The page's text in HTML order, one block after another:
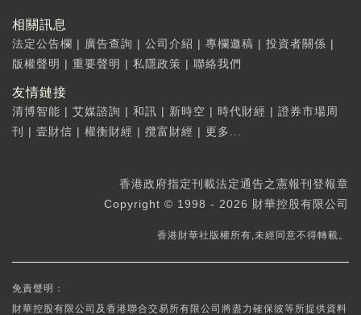
相關訊息
法定公告欄 | 廣告查詢 | 公司介紹 | 專欄邀稿 | 投資者關係 |
版權聲明 | 重要聲明 | 私隱政策 | 聯絡我們
友情鏈接
清博智能 | 艾媒諮詢 | 和訊 | 新時空 | 時代財經 | 證券市場周
刊
| 壹財信 | 權衡財經 | 攬富財經 | 更多...
香港政府指定刊載法定通告之憲報刊登報章
Copyright © 1998 - 2026 財華控股有限公司
香港財華社版權所有,未經同意不得轉載。
免責聲明：
財華控股有限公司及香港聯合交易所有限公司將盡力確保彼等所提供資料